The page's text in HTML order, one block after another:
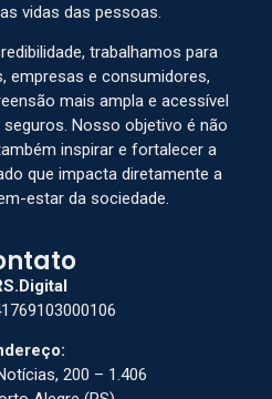
vidas das pessoas.
trabalhamos para
empresas e consumidores,
mais ampla e acessível
Nosso objetivo é não
inspirar e fortalecer a
que impacta diretamente a
estar da sociedade.
200 – 1.406